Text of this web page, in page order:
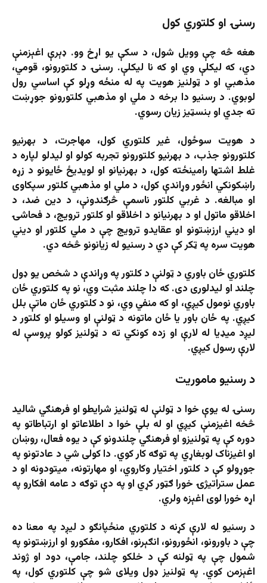
رسنۍ او کلتوري کول
هغه څه چې وویل شول، د سکې یو اړخ وو. ډېرې اغېزمنې
دي، که لیکلې وي او که نا لیکلې. رسنۍ د کلتورونو، قومي،
مذهبي او د ټولنیز هویت په له منځه وړلو کې اساسي رول
لوبوي. د رسنیو دا برخه د ملي او مذهبي کلتورونو جوړښت
ته جدي او بنسټیز زیان رسوي.
د هویت سوځول، غیر کلتوري کول، مهاجرت، د بهرنیو
کلتورونو جذب، د بهرنیو کلتورونو تجربه کولو او لیدلو لپاره د
غلط اشتها رامینځته کول، د بهرنیانو او لویدیځ ځایونو د زړه
راښکونکي انځور وړاندې کول، د ملي او مذهبي کلتور سپکاوی
او مبالغه. د غربي کلتور ناسمې څرګندونې، د دین ضد، د
اخلاقو ماتول او د بهرنیانو د اخلاقو او کلتور ترویج، د فحاشۍ
او دیني ارزښتونو او عقایدو ترویج چې د ملي کلتور او دیني
هویت سره په ټکر کې دي د رسنیو له زیانونو څخه دي.
کلتوري ځان باوري د ټولنې د کلتور په وړاندې د شخص یو ډول
چلند او لیدلوری دی. که دا چلند مثبت وي، نو په کلتوري ځان
باوري نومول کیږي، او که منفي وي، نو د کلتوري ځان ماتې بلل
کیږي. په ځان باور یا ځان ماتونه د ټولنې او وسیلو او کلتور د
لیږد میډیا له لارې او زده کونکي ته د ټولنیز کولو پروسې له
لارې رسول کیږي.
د رسنیو ماموریت
رسنۍ له یوې خوا د ټولنې له ټولنیز شرایطو او فرهنګي شالید
څخه اغیزمنې کیږي او له بلې خوا د اطلاعاتو او ارتباطاتو په
دوره کې په ټولنیزو او فرهنګي چلندونو کې د یوه فعال، روښان
او اغیزناک لوبغاړي په توګه کار کوي. دا کولی شي د عادتونو په
جوړولو کې د کلتور اختیار وکاروي، او مهارتونه، میتودونه او د
عمل ستراتیژۍ خورا ګټور کړي او په دې توګه د عامه افکارو په
اړه خورا لوی اغېزه ولري.
د رسنیو له لارې کړنه د کلتوري منځپانګو د لیږد په معنا ده
چې د باورونو، انځورونو، انګېرنو، افکارو، مفکورو او ارزښتونو په
شمول چې په ټولنه کې د خلکو چلند، جامې، دود او ژوند
اغېزمن کوي. په ټولنیز ډول ویلای شو چې کلتوري کول، په